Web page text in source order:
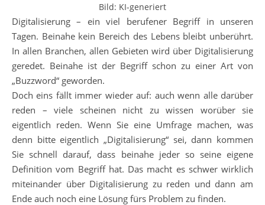
Bild: KI-generiert
Digitalisierung – ein viel berufener Begriff in unseren
Tagen. Beinahe kein Bereich des Lebens bleibt unberührt.
In allen Branchen, allen Gebieten wird über Digitalisierung
geredet. Beinahe ist der Begriff schon zu einer Art von
„Buzzword“ geworden.
Doch eins fällt immer wieder auf: auch wenn alle darüber
reden – viele scheinen nicht zu wissen worüber sie
eigentlich reden. Wenn Sie eine Umfrage machen, was
denn bitte eigentlich „Digitalisierung“ sei, dann kommen
Sie schnell darauf, dass beinahe jeder so seine eigene
Definition vom Begriff hat. Das macht es schwer wirklich
miteinander über Digitalisierung zu reden und dann am
Ende auch noch eine Lösung fürs Problem zu finden.